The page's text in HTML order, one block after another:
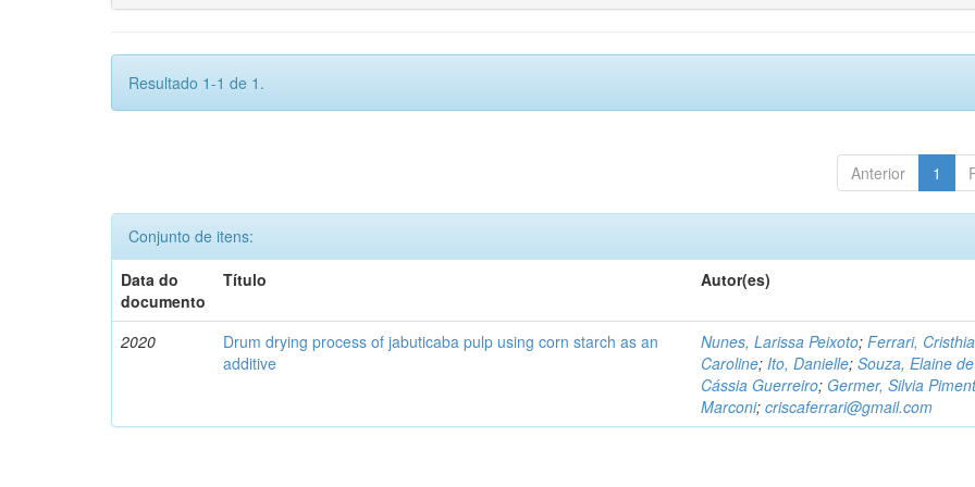
Resultado 1-1 de 1.
Anterior 1
Conjunto de itens:
Data do
documento
Título Autor(es)
2020
Drum drying process of jabuticaba pulp using corn starch as an
additive
Nunes, Larissa Peixoto;Ferrari,
Caroline;Ito, Danielle;Souza, Elaine de
Cássia Guerreiro; Germer, Silvia
Marconi;criscaferrari@gmail.com